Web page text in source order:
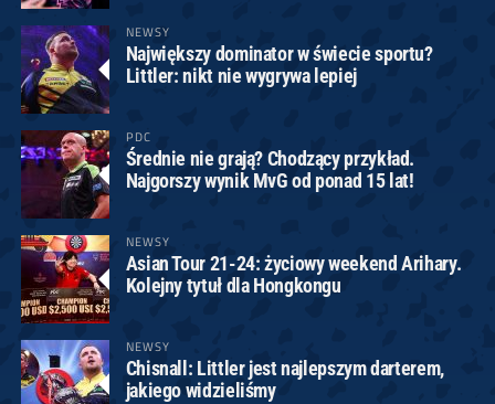
NEWSY
Największy dominator w świecie sportu?
Littler: nikt nie wygrywa lepiej
PDC
Średnie nie grają? Chodzący przykład.
Najgorszy wynik MvG od ponad 15 lat!
NEWSY
Asian Tour 21-24: życiowy weekend Arihary.
Kolejny tytuł dla Hongkongu
NEWSY
Chisnall: Littler jest najlepszym darterem,
jakiego widzieliśmy